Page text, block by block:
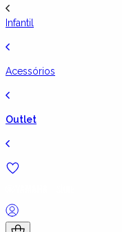
Infantil
Acessórios
Outlet